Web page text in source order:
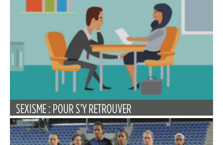
SEXISME : POUR S’Y RETROUVER